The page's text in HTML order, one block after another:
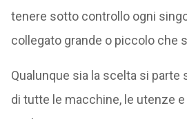
tenere sotto controllo ogni
collegato grande o piccolo che
Qualunque sia la scelta si parte
di tutte le macchine, le utenze